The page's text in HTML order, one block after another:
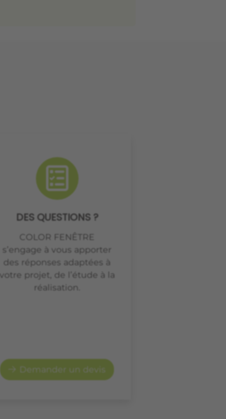
DES QUESTIONS ?
COLOR FENÊTRE
s’engage à vous apporter
des réponses adaptées à
votre projet, de l’étude à la
réalisation.
Demander un devis